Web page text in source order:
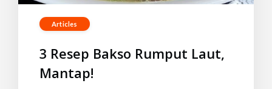
Articles
3 Resep Bakso Rumput Laut,
Mantap!